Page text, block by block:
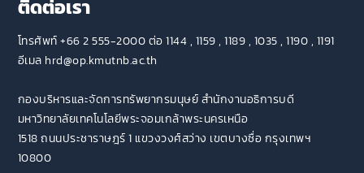
ติดต่อเรา
โทรศัพท์ +66 2 555-2000 ต่อ 1144 , 1159 , 1189 , 1035 , 1190 , 1191
อีเมล hrd@op.kmutnb.ac.th
กองบริหารและจัดการทรัพยากรมนุษย์ สำนักงานอธิการบดี
มหาวิทยาลัยเทคโนโลยีพระจอมเกล้าพระนครเหนือ
1518 ถนนประชาราษฎร์ 1 แขวงวงศ์สว่าง เขตบางซื่อ กรุงเทพฯ
10800